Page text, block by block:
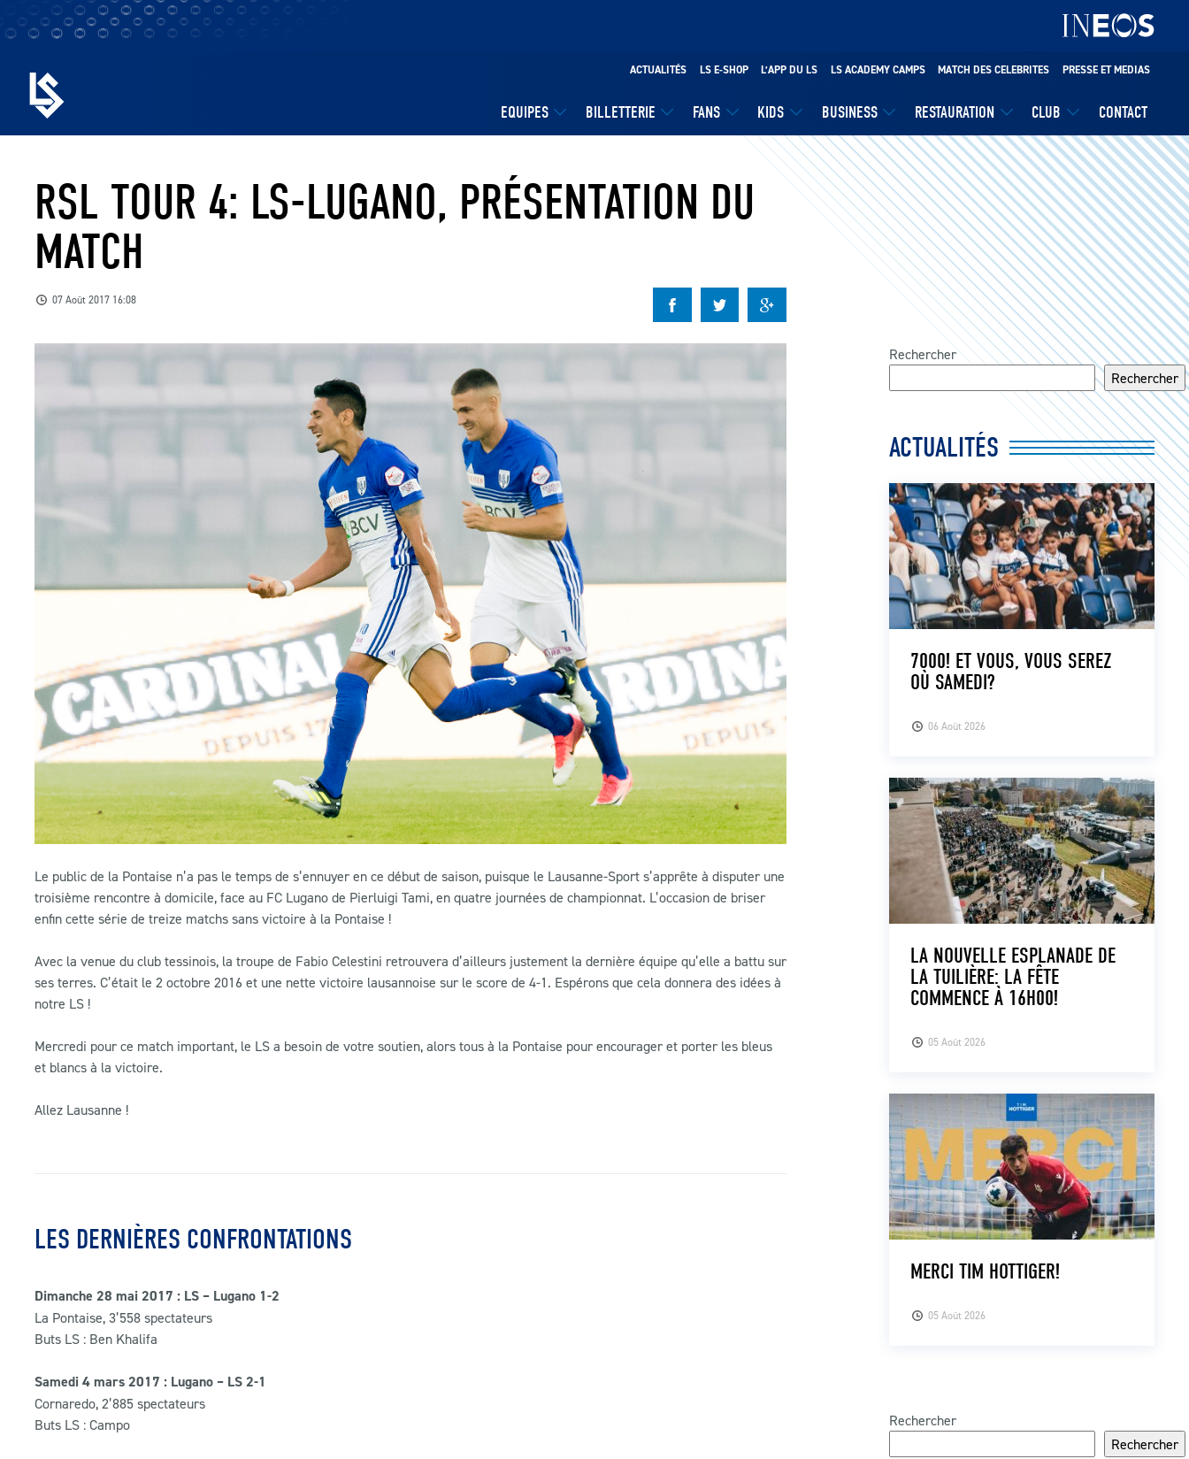
EQUIPES BILLETTERIE FANS KIDS BUSINESS RESTAURATION CLUB CONTACT
ACTUALITÉS LS E-SHOP L’APP DU LS LS ACADEMY CAMPS MATCH DES CELEBRITES PRESSE ET MEDIAS
RSL TOUR 4: LS-LUGANO, PRÉSENTATION DU
MATCH
07 Août 2017 16:08
Le public de la Pontaise n’a pas le temps de s’ennuyer en ce début de saison, puisque le Lausanne-Sport s’apprête à disputer une
troisième rencontre à domicile, face au FC Lugano de Pierluigi Tami, en quatre journées de championnat. L’occasion de briser
enfin cette série de treize matchs sans victoire à la Pontaise !
Avec la venue du club tessinois, la troupe de Fabio Celestini retrouvera d’ailleurs justement la dernière équipe qu’elle a battu sur
ses terres. C’était le 2 octobre 2016 et une nette victoire lausannoise sur le score de 4-1. Espérons que cela donnera des idées à
notre LS !
Mercredi pour ce match important, le LS a besoin de votre soutien, alors tous à la Pontaise pour encourager et porter les bleus
et blancs à la victoire.
Allez Lausanne !
LES DERNIÈRES CONFRONTATIONS
Dimanche 28 mai 2017 : LS – Lugano 1-2
La Pontaise, 3’558 spectateurs
Buts LS : Ben Khalifa
Samedi 4 mars 2017 : Lugano – LS 2-1
Cornaredo, 2’885 spectateurs
Buts LS : Campo
Rechercher
Rechercher
ACTUALITÉS
06 Août 2026
7000! ET VOUS, VOUS SEREZ
OÙ SAMEDI?
05 Août 2026
LA NOUVELLE ESPLANADE DE
LA TUILIÈRE: LA FÊTE
COMMENCE À 16H00!
05 Août 2026
MERCI TIM HOTTIGER!
Rechercher
Rechercher